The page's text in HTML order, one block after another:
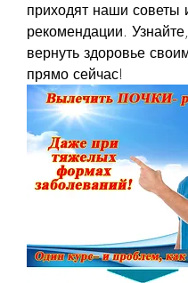
приходят наши советы
рекомендации.
вернуть здоровье
прямо сейчас!